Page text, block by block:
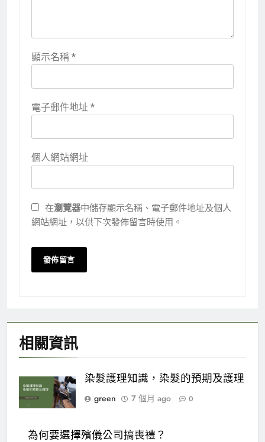
顯示名稱 *
電子郵件地址 *
個人網站網址
在瀏覽器中儲存顯示名稱、電子郵件地址及個人
網站網址，以供下次發佈留言時使用。
相關資訊
染髮護理知識，染髮的預期及護理
green
7 個月 ago 0
為何要選擇殯儀公司搞喪禮？